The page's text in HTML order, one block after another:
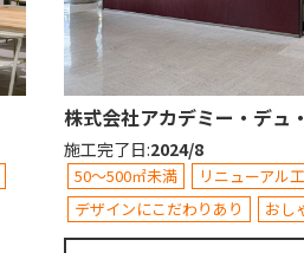
株式会社アカデミー・デ
施工完了日:2024/8
50～500㎡未満
リニューアル
デザインにこだわりあり
おし